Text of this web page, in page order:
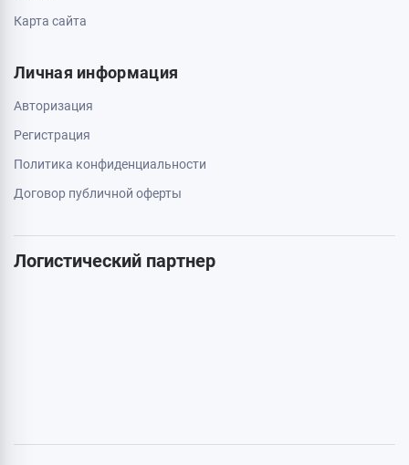
044 334 54 27
063 789 66 52
Дополнительно
Акции
Бренды
Карта сайта